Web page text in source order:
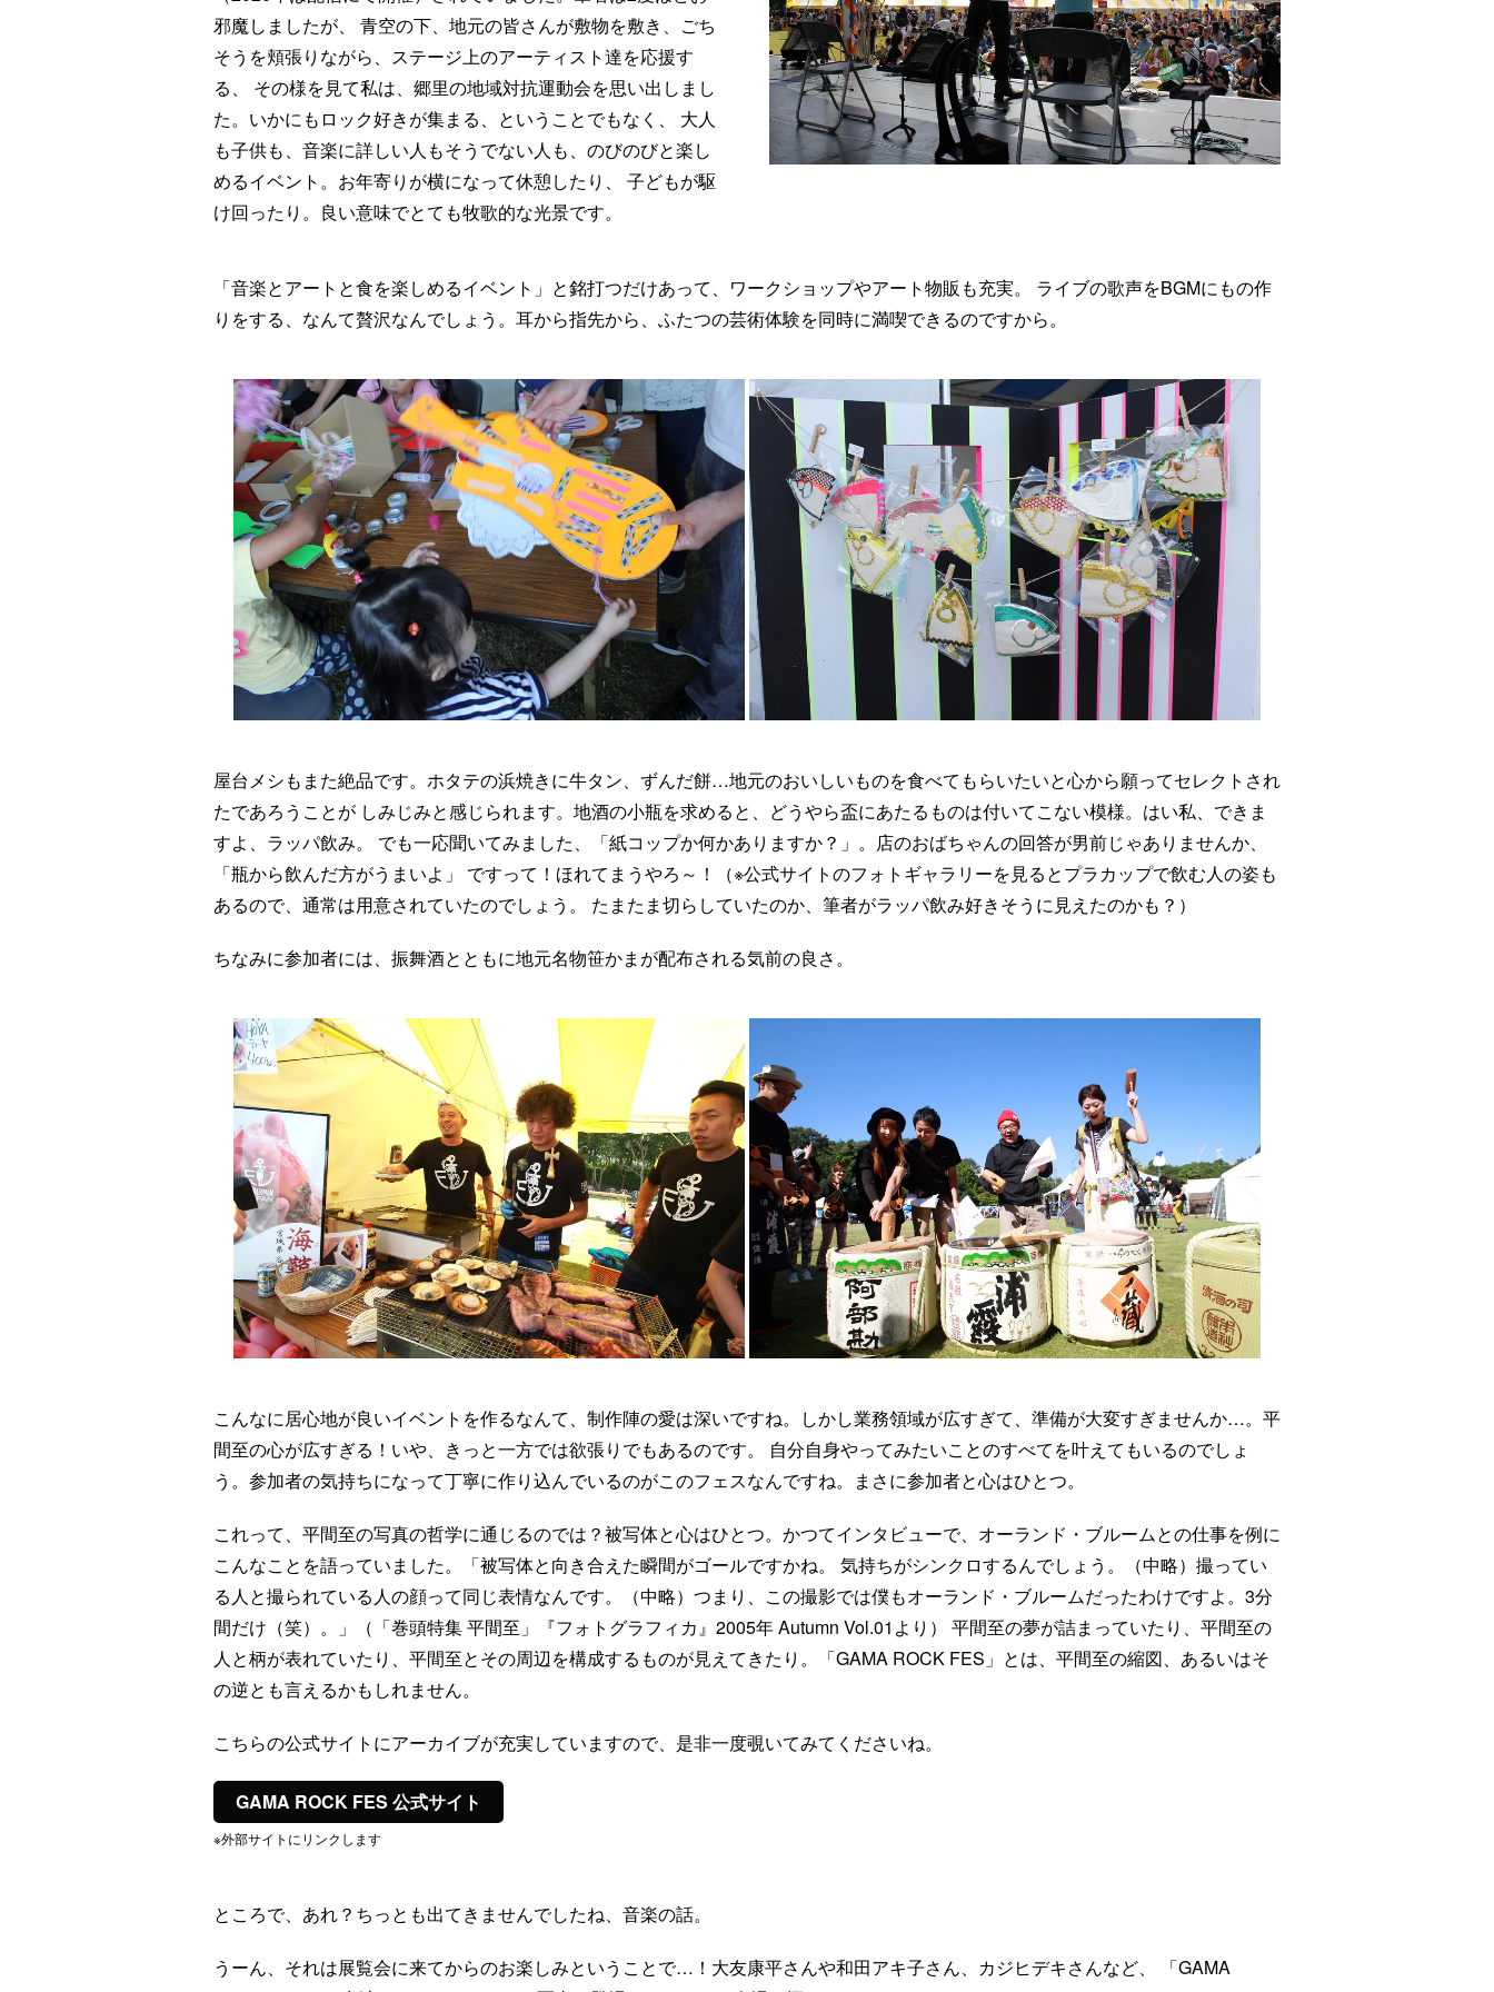
邪魔しましたが、 青空の下、地元の皆さんが敷物を敷き、ごち
そうを頬張りながら、ステージ上のアーティスト達を応援す
る、 その様を見て私は、郷里の地域対抗運動会を思い出しまし
た。いかにもロック好きが集まる、ということでもなく、 大人
も子供も、音楽に詳しい人もそうでない人も、のびのびと楽し
めるイベント。お年寄りが横になって休憩したり、 子どもが駆
け回ったり。良い意味でとても牧歌的な光景です。
「音楽とアートと食を楽しめるイベント」と銘打つだけあって、ワークショップやアート物販も充実。 ライブの歌声をBGMにもの作
りをする、なんて贅沢なんでしょう。耳から指先から、ふたつの芸術体験を同時に満喫できるのですから。
屋台メシもまた絶品です。ホタテの浜焼きに牛タン、ずんだ餅…地元のおいしいものを食べてもらいたいと心から願ってセレクトされ
たであろうことが しみじみと感じられます。地酒の小瓶を求めると、どうやら盃にあたるものは付いてこない模様。はい私、できま
すよ、ラッパ飲み。 でも一応聞いてみました、「紙コップか何かありますか？」。店のおばちゃんの回答が男前じゃありませんか、
「瓶から飲んだ方がうまいよ」 ですって！ほれてまうやろ～！（※公式サイトのフォトギャラリーを見るとプラカップで飲む人の姿も
あるので、通常は用意されていたのでしょう。 たまたま切らしていたのか、筆者がラッパ飲み好きそうに見えたのかも？）
ちなみに参加者には、振舞酒とともに地元名物笹かまが配布される気前の良さ。
こんなに居心地が良いイベントを作るなんて、制作陣の愛は深いですね。しかし業務領域が広すぎて、準備が大変すぎませんか…。平
間至の心が広すぎる！いや、きっと一方では欲張りでもあるのです。 自分自身やってみたいことのすべてを叶えてもいるのでしょ
う。参加者の気持ちになって丁寧に作り込んでいるのがこのフェスなんですね。まさに参加者と心はひとつ。
これって、平間至の写真の哲学に通じるのでは？被写体と心はひとつ。かつてインタビューで、オーランド・ブルームとの仕事を例に
こんなことを語っていました。「被写体と向き合えた瞬間がゴールですかね。 気持ちがシンクロするんでしょう。（中略）撮ってい
る人と撮られている人の顔って同じ表情なんです。（中略）つまり、この撮影では僕もオーランド・ブルームだったわけですよ。3分
間だけ（笑）。」（「巻頭特集 平間至」『フォトグラフィカ』2005年 Autumn Vol.01より） 平間至の夢が詰まっていたり、平間至の
人と柄が表れていたり、平間至とその周辺を構成するものが見えてきたり。「GAMA ROCK FES」とは、平間至の縮図、あるいはそ
の逆とも言えるかもしれません。
こちらの公式サイトにアーカイブが充実していますので、是非一度覗いてみてくださいね。
GAMA ROCK FES 公式サイト
※外部サイトにリンクします
ところで、あれ？ちっとも出てきませんでしたね、音楽の話。
うーん、それは展覧会に来てからのお楽しみということで…！大友康平さんや和田アキ子さん、カジヒデキさんなど、 「GAMA